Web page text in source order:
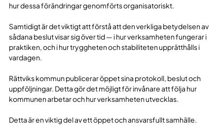
hur dessa förändringar genomförts organisatoriskt.
Samtidigt är det viktigt att förstå att den verkliga betydelsen av
sådana beslut visar sig över tid — i hur verksamheten fungerar i
praktiken, och i hur tryggheten och stabiliteten upprätthålls i
vardagen.
Rättviks kommun publicerar öppet sina protokoll, beslut och
uppföljningar. Detta gör det möjligt för invånare att följa hur
kommunen arbetar och hur verksamheten utvecklas.
Detta är en viktig del av ett öppet och ansvarsfullt samhälle.